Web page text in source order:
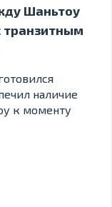
Шаньтоу
транзитным
наличие
к моменту